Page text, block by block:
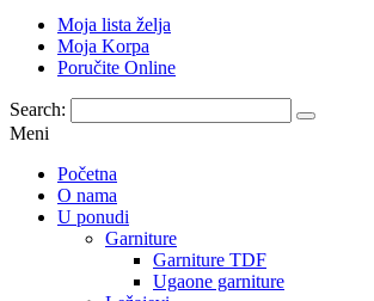
Moja lista želja
Moja Korpa
Poručite Online
Search:
Meni
Početna
O nama
U ponudi
Garniture
Garniture TDF
Ugaone garniture